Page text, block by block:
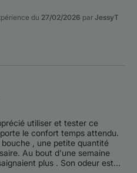
du 27/02/2026 par JessyT
utiliser et tester ce
le confort temps attendu.
, une petite quantité
Au bout d'une semaine
plus . Son odeur est...